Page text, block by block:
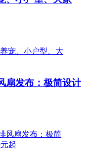
扇发布：极简设计